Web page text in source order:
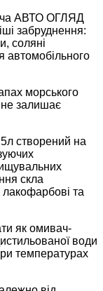
АВТО ОГЛЯД
забруднення:
соляні
автомобільного
морського
не залишає
створений на
скла
лакофарбові та
як омивач-
води
температурах